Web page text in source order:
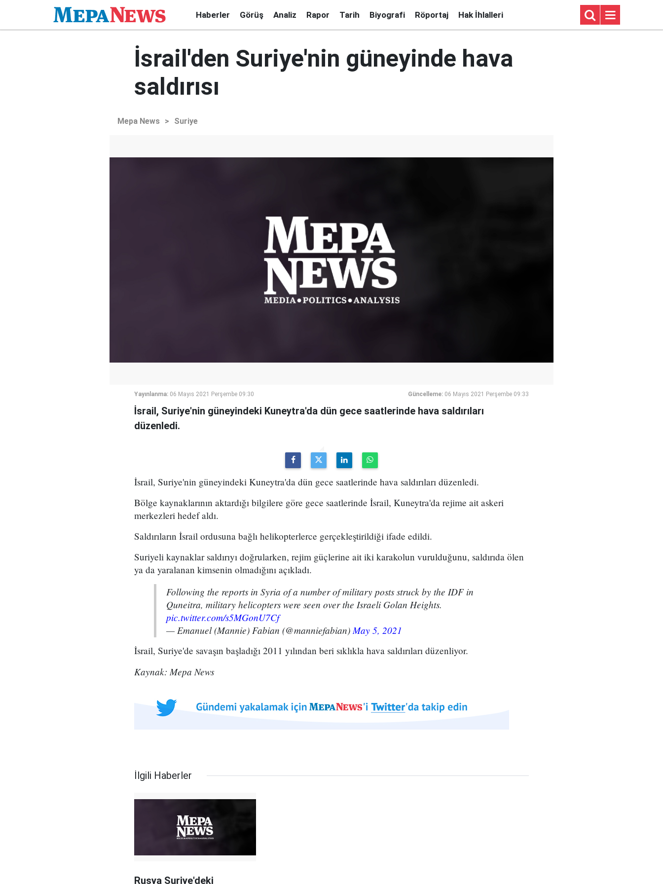
Haberler Görüş Analiz Rapor Tarih Biyografi Röportaj Hak İhlalleri
İsrail'den Suriye'nin güneyinde hava
saldırısı
Mepa News > Suriye
Yayınlanma: 06 Mayıs 2021 Perşembe 09:30 Güncelleme: 06 Mayıs 2021 Perşembe 09:33
İsrail, Suriye'nin güneyindeki Kuneytra'da dün gece saatlerinde hava saldırıları
düzenledi.
İsrail, Suriye'nin güneyindeki Kuneytra'da dün gece saatlerinde hava saldırıları düzenledi.
Bölge kaynaklarının aktardığı bilgilere göre gece saatlerinde İsrail, Kuneytra'da rejime ait askeri
merkezleri hedef aldı.
Saldırıların İsrail ordusuna bağlı helikopterlerce gerçekleştirildiği ifade edildi.
Suriyeli kaynaklar saldırıyı doğrularken, rejim güçlerine ait iki karakolun vurulduğunu, saldırıda ölen
ya da yaralanan kimsenin olmadığını açıkladı.
Following the reports in Syria of a number of military posts struck by the IDF in
Quneitra, military helicopters were seen over the Israeli Golan Heights.
pic.twitter.com/s5MGonU7Cf
— Emanuel (Mannie) Fabian (@manniefabian)May 5, 2021
İsrail, Suriye'de savaşın başladığı 2011 yılından beri sıklıkla hava saldırıları düzenliyor.
Kaynak: Mepa News
İlgili Haberler
Rusya Suriye'deki